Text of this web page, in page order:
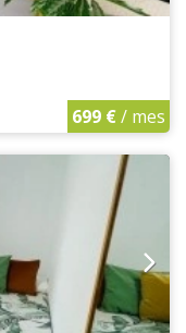
699 €/ mes